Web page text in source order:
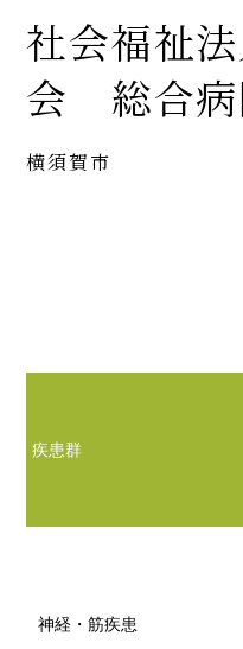
社会福祉
会 総合病
横須賀市
疾患群
神経・筋疾患